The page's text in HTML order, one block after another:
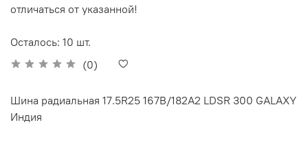
(0)
отличаться от указанной!
Осталось: 10 шт.
Шина радиальная 17.5R25 167B/182A2 LDSR 300 GALAXY
Индия